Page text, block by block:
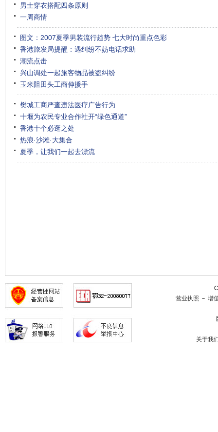
男士穿衣搭配四条原则
一周商情
图文：2007夏季男装流行趋势 七大时尚重点色彩
香港旅发局提醒：遇纠纷不妨电话求助
潮流点击
兴山调处一起旅客物品被盗纠纷
玉米阻田头工商伸援手
樊城工商严查违法医疗广告行为
十堰为农民专业合作社开“绿色通道”
香港十个必逛之处
热浪·沙滩·大集合
夏季，让我们一起去漂流
营业执照 － 增
关于我